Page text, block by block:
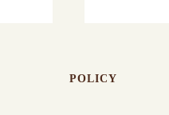
POLICY